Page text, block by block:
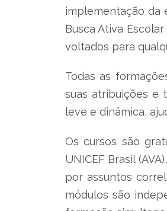
implementação da
Busca Ativa
voltados para
Todas as
suas atribuições e
leve e dinâmica,
Os cursos são
UNICEF Brasil
por assuntos
módulos são